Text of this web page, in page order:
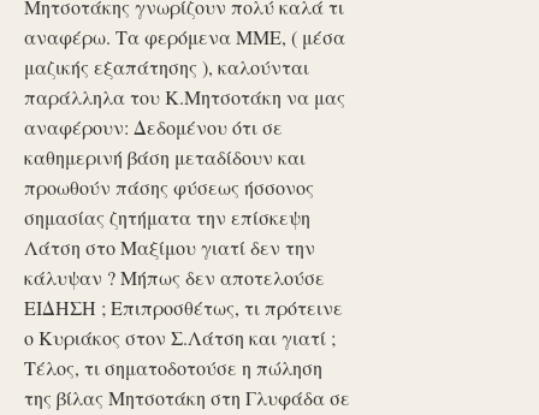
Μητσοτάκης γνωρίζουν πολύ καλά τι
αναφέρω. Τα φερόμενα ΜΜΕ, ( μέσα
μαζικής εξαπάτησης ), καλούνται
παράλληλα του Κ.Μητσοτάκη να μας
αναφέρουν: Δεδομένου ότι σε
καθημερινή βάση μεταδίδουν και
προωθούν πάσης φύσεως ήσσονος
σημασίας ζητήματα την επίσκεψη
Λάτση στο Μαξίμου γιατί δεν την
κάλυψαν ? Μήπως δεν αποτελούσε
ΕΙΔΗΣΗ ; Επιπροσθέτως, τι πρότεινε
ο Κυριάκος στον Σ.Λάτση και γιατί ;
Τέλος, τι σηματοδοτούσε η πώληση
της βίλας Μητσοτάκη στη Γλυφάδα σε